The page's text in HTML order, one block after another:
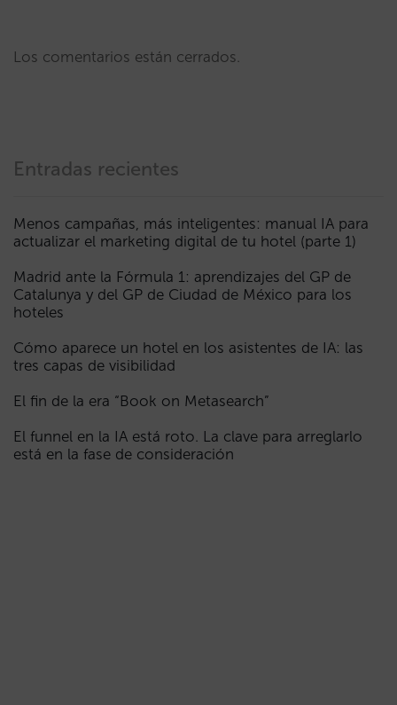
Los comentarios están cerrados.
Entradas recientes
Menos campañas, más inteligentes: manual IA para
actualizar el marketing digital de tu hotel (parte 1)
Madrid ante la Fórmula 1: aprendizajes del GP de
Catalunya y del GP de Ciudad de México para los
hoteles
Cómo aparece un hotel en los asistentes de IA: las
tres capas de visibilidad
El fin de la era “Book on Metasearch”
El funnel en la IA está roto. La clave para arreglarlo
está en la fase de consideración